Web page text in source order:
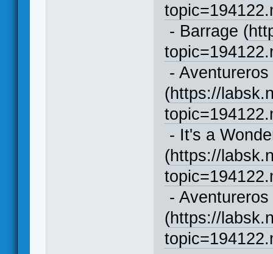
- Barrage (
-
(https://
- It's a
(https://
-
(https://